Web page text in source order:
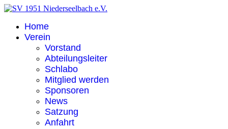
Home
Verein
Vorstand
Abteilungsleiter
Schlabo
Mitglied werden
Sponsoren
News
Satzung
Anfahrt